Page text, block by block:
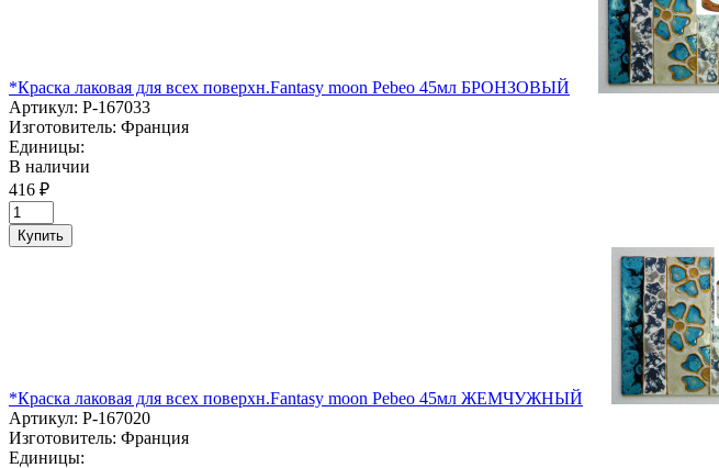
*Краска лаковая для всех поверхн.Fantasy moon Pebeo 45мл БРОНЗОВЫЙ
Артикул: P-167033
Изготовитель: Франция
Единицы:
В наличии
416 ₽
Купить
*Краска лаковая для всех поверхн.Fantasy moon Pebeo 45мл ЖЕМЧУЖНЫЙ
Артикул: P-167020
Изготовитель: Франция
Единицы: